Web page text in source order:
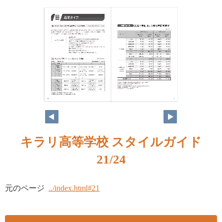
キラリ高等学校 スタイルガイド
21/24
元のページ ../index.html#21